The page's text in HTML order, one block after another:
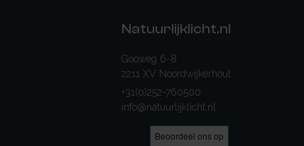
Natuurlijklicht.nl
Gooweg 6-8
2211 XV Noordwijkerhout
+31(0)252-760500
info@natuurlijklicht.nl